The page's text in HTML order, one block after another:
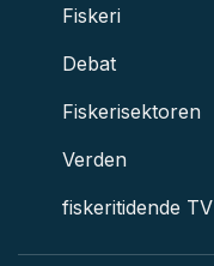
Fiskeri
Debat
Fiskerisektoren
Verden
fiskeritidende TV